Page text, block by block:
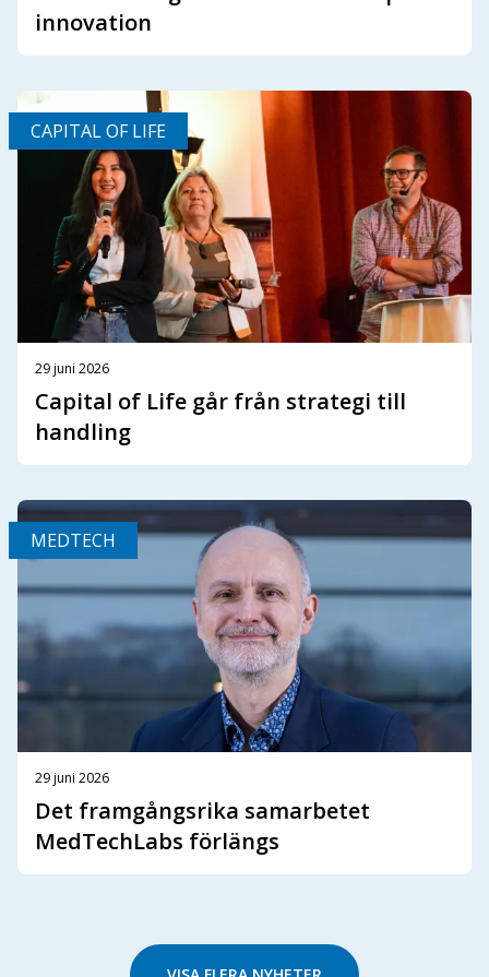
innovation
CAPITAL OF LIFE
29 juni 2026
Capital of Life går från strategi till
handling
MEDTECH
29 juni 2026
Det framgångsrika samarbetet
MedTechLabs förlängs